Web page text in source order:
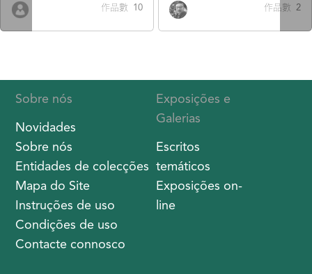
作品數 10 作品數 2
Sobre nós
Novidades
Sobre nós
Entidades de colecções
Mapa do Site
Instruções de uso
Condições de uso
Contacte connosco
Exposições e
Galerias
Escritos
temáticos
Exposições on-
line